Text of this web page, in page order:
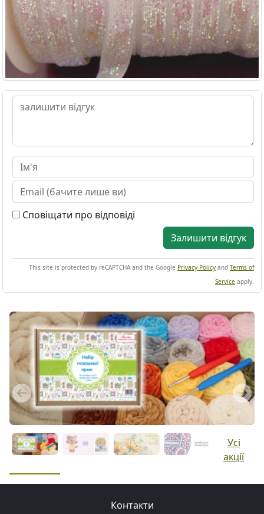
Сповіщати про відповіді
Залишити відгук
This site is protected by reCAPTCHA and the Google Privacy Policy and Terms of
Service apply.
Previous Next
Усі
акції
Контакти